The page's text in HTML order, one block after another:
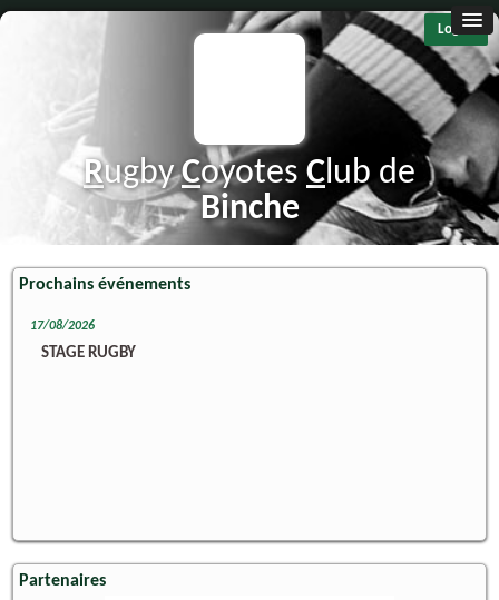
Log in
RugbyCoyotes Club de
Binche
Prochains événements
17/08/2026
STAGE RUGBY
Partenaires